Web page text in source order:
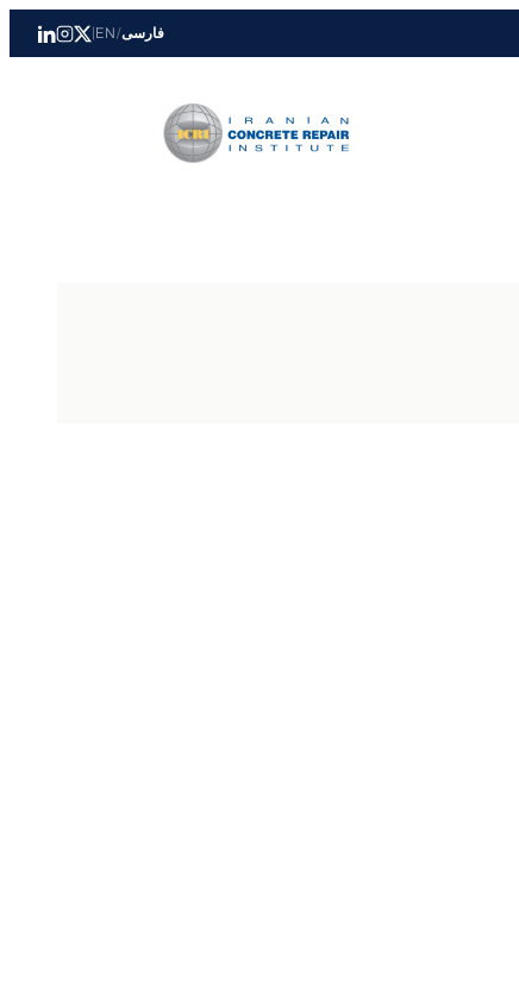
فارسی/
EN
|